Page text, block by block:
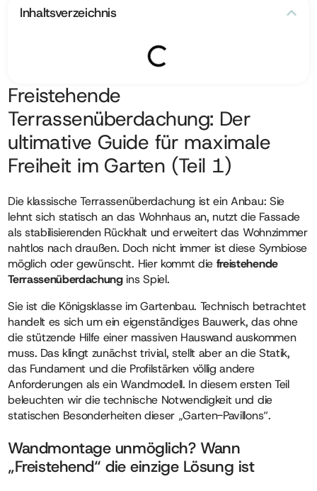
Inhaltsverzeichnis
Freistehende
Terrassenüberdachung: Der
ultimative Guide für maximale
Freiheit im Garten (Teil 1)
Die klassische Terrassenüberdachung ist ein Anbau: Sie
lehnt sich statisch an das Wohnhaus an, nutzt die Fassade
als stabilisierenden Rückhalt und erweitert das Wohnzimmer
nahtlos nach draußen. Doch nicht immer ist diese Symbiose
möglich oder gewünscht. Hier kommt die freistehende
Terrassenüberdachungins Spiel.
Sie ist die Königsklasse im Gartenbau. Technisch betrachtet
handelt es sich um ein eigenständiges Bauwerk, das ohne
die stützende Hilfe einer massiven Hauswand auskommen
muss. Das klingt zunächst trivial, stellt aber an die Statik,
das Fundament und die Profilstärken völlig andere
Anforderungen als ein Wandmodell. In diesem ersten Teil
beleuchten wir die technische Notwendigkeit und die
statischen Besonderheiten dieser „Garten-Pavillons“.
Wandmontage unmöglich? Wann
„Freistehend“ die einzige Lösung ist